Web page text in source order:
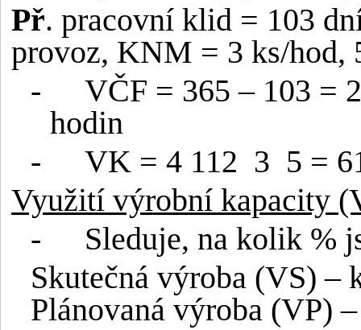
Př. pracovní klid = 103
provoz, KNM = 3 ks/hod,
-
VČF = 365 – 103 =
hodin
-
VK = 4 112 3 5 =
Využití výrobní kapacity
-
Sleduje, na kolik %
Skutečná výroba (VS)
Plánovaná výroba (VP)